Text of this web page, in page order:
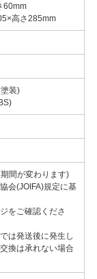
60mm
高さ285mm
装)
間が変わります)
会(JOIFA)規定に基
をご確認くださ
は発送後に発生し
換は承れない場合